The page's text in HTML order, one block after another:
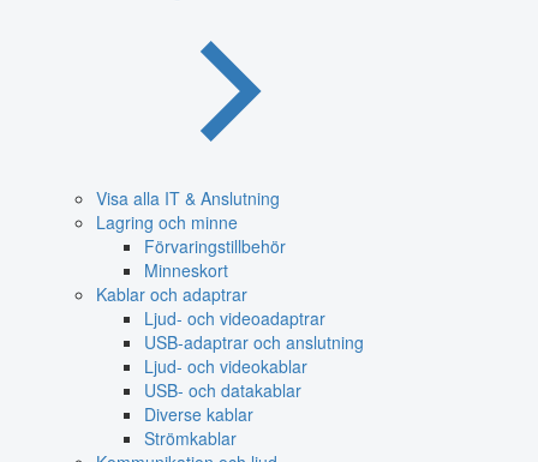
Visa alla IT & Anslutning
Lagring och minne
Förvaringstillbehör
Minneskort
Kablar och adaptrar
Ljud- och videoadaptrar
USB-adaptrar och anslutning
Ljud- och videokablar
USB- och datakablar
Diverse kablar
Strömkablar